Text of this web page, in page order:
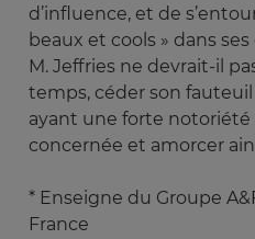
d’influence, et de
beaux et cools » dans
M. Jeffries ne devrait-il
temps, céder son
ayant une forte notoriété
concernée et amorcer
* Enseigne du Groupe
France